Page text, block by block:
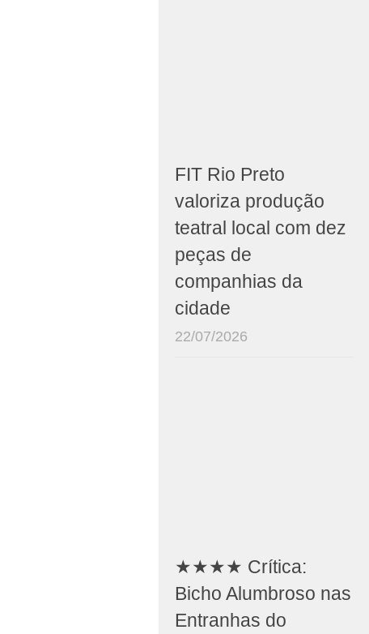
FIT Rio Preto
valoriza produção
teatral local com dez
peças de
companhias da
cidade
22/07/2026
★★★★ Crítica:
Bicho Alumbroso nas
Entranhas do